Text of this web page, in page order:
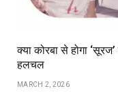
क्या कोरबा से होगा
हलचल
MARCH 2, 2026